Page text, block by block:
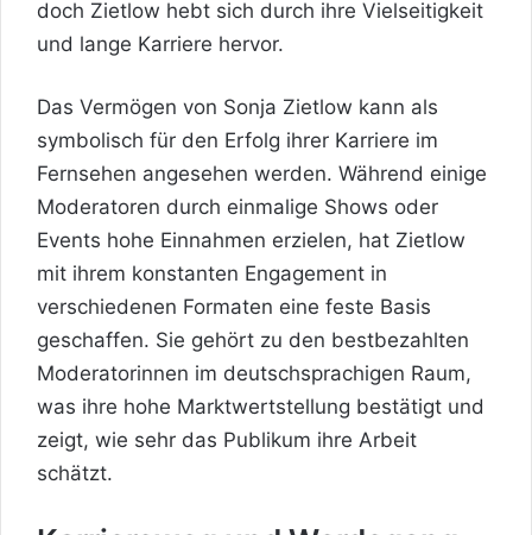
doch Zietlow hebt sich durch ihre Vielseitigkeit
und lange Karriere hervor.
Das Vermögen von Sonja Zietlow kann als
symbolisch für den Erfolg ihrer Karriere im
Fernsehen angesehen werden. Während einige
Moderatoren durch einmalige Shows oder
Events hohe Einnahmen erzielen, hat Zietlow
mit ihrem konstanten Engagement in
verschiedenen Formaten eine feste Basis
geschaffen. Sie gehört zu den bestbezahlten
Moderatorinnen im deutschsprachigen Raum,
was ihre hohe Marktwertstellung bestätigt und
zeigt, wie sehr das Publikum ihre Arbeit
schätzt.